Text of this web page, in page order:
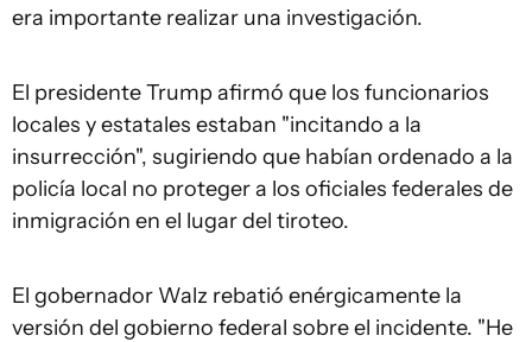
era importante realizar una investigación.
El presidente Trump afirmó que los funcionarios
locales y estatales estaban "incitando a la
insurrección", sugiriendo que habían ordenado a la
policía local no proteger a los oficiales federales de
inmigración en el lugar del tiroteo.
El gobernador Walz rebatió enérgicamente la
versión del gobierno federal sobre el incidente. "He